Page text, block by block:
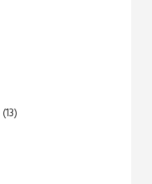
(13)